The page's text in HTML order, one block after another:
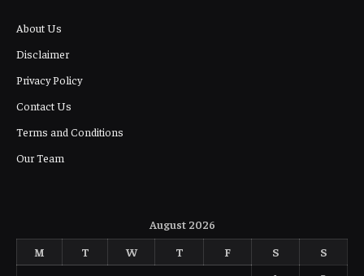
About Us
Disclaimer
Privacy Policy
Contact Us
Terms and Conditions
Our Team
August 2026
M
T W T F S
S